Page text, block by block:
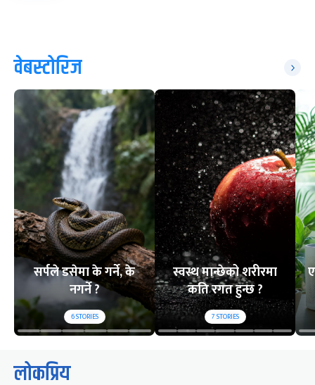
वेबस्टोरिज
सर्पले डसेमा के गर्ने, के
नगर्ने ?
6STORIES
स्वस्थ मान्छेको शरीरमा
कति रगत हुन्छ ?
7STORIES
लोकप्रिय